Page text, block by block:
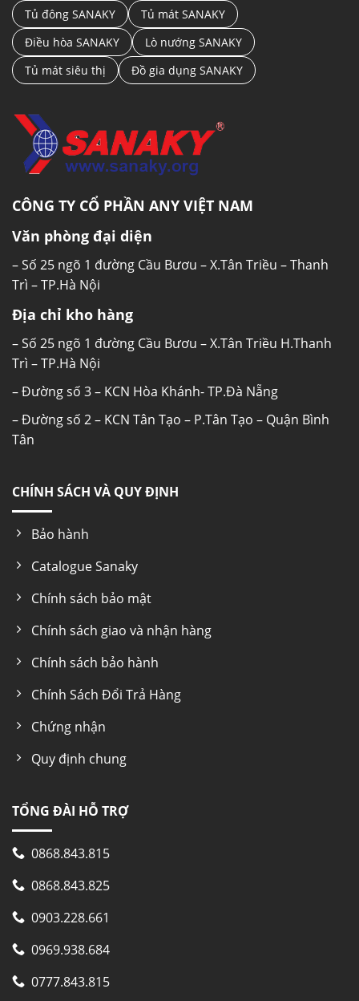
Tủ đông SANAKY
Tủ mát SANAKY
Điều hòa SANAKY
Lò nướng SANAKY
Tủ mát siêu thị
Đồ gia dụng SANAKY
CÔNG TY CỔ PHẦN ANY VIỆT NAM
Văn phòng đại diện
– Số 25 ngõ 1 đường Cầu Bươu – X.Tân Triều – Thanh
Trì – TP.Hà Nội
Địa chỉ kho hàng
– Số 25 ngõ 1 đường Cầu Bươu – X.Tân Triều H.Thanh
Trì – TP.Hà Nội
– Đường số 3 – KCN Hòa Khánh- TP.Đà Nẵng
– Đường số 2 – KCN Tân Tạo – P.Tân Tạo – Quận Bình
Tân
CHÍNH SÁCH VÀ QUY ĐỊNH
Bảo hành
Catalogue Sanaky
Chính sách bảo mật
Chính sách giao và nhận hàng
Chính sách bảo hành
Chính Sách Đổi Trả Hàng
Chứng nhận
Quy định chung
TỔNG ĐÀI HỖ TRỢ
0868.843.815
0868.843.825
0903.228.661
0969.938.684
0777.843.815